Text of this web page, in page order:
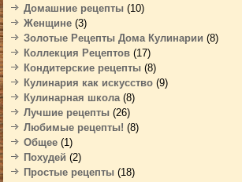
Домашние рецепты (10)
Женщине (3)
Золотые Рецепты Дома Кулинарии (8)
Коллекция Рецептов (17)
Кондитерские рецепты (8)
Кулинария как искусство (9)
Кулинарная школа(8)
Лучшие рецепты (26)
Любимые рецепты! (8)
Общее (1)
Похудей (2)
Простые рецепты (18)